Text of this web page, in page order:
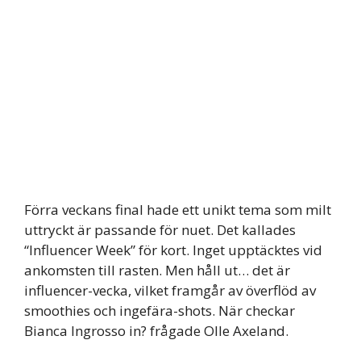
Förra veckans final hade ett unikt tema som milt
uttryckt är passande för nuet. Det kallades
“Influencer Week” för kort. Inget upptäcktes vid
ankomsten till rasten. Men håll ut… det är
influencer-vecka, vilket framgår av överflöd av
smoothies och ingefära-shots. När checkar
Bianca Ingrosso in? frågade Olle Axeland.